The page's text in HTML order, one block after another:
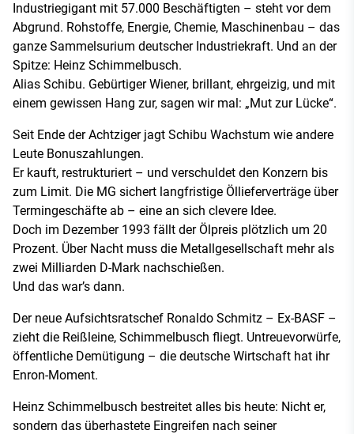
Industriegigant mit 57.000 Beschäftigten – steht vor dem
Abgrund. Rohstoffe, Energie, Chemie, Maschinenbau – das
ganze Sammelsurium deutscher Industriekraft. Und an der
Spitze: Heinz Schimmelbusch.
Alias Schibu. Gebürtiger Wiener, brillant, ehrgeizig, und mit
einem gewissen Hang zur, sagen wir mal: „Mut zur Lücke“.
Seit Ende der Achtziger jagt Schibu Wachstum wie andere
Leute Bonuszahlungen.
Er kauft, restrukturiert – und verschuldet den Konzern bis
zum Limit. Die MG sichert langfristige Öllieferverträge über
Termingeschäfte ab – eine an sich clevere Idee.
Doch im Dezember 1993 fällt der Ölpreis plötzlich um 20
Prozent. Über Nacht muss die Metallgesellschaft mehr als
zwei Milliarden D-Mark nachschießen.
Und das war’s dann.
Der neue Aufsichtsratschef Ronaldo Schmitz – Ex-BASF –
zieht die Reißleine, Schimmelbusch fliegt. Untreuevorwürfe,
öffentliche Demütigung – die deutsche Wirtschaft hat ihr
Enron-Moment.
Heinz Schimmelbusch bestreitet alles bis heute: Nicht er,
sondern das überhastete Eingreifen nach seiner